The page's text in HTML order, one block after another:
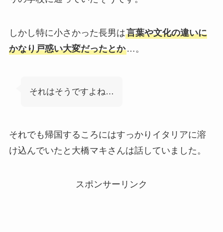
しかし特に小さかった長男は言葉や文化の違いに
かなり戸惑い大変だったとか…。
それはそうですよね…
それでも帰国するころにはすっかりイタリアに溶
け込んでいたと大橋マキさんは話していました。
スポンサーリンク